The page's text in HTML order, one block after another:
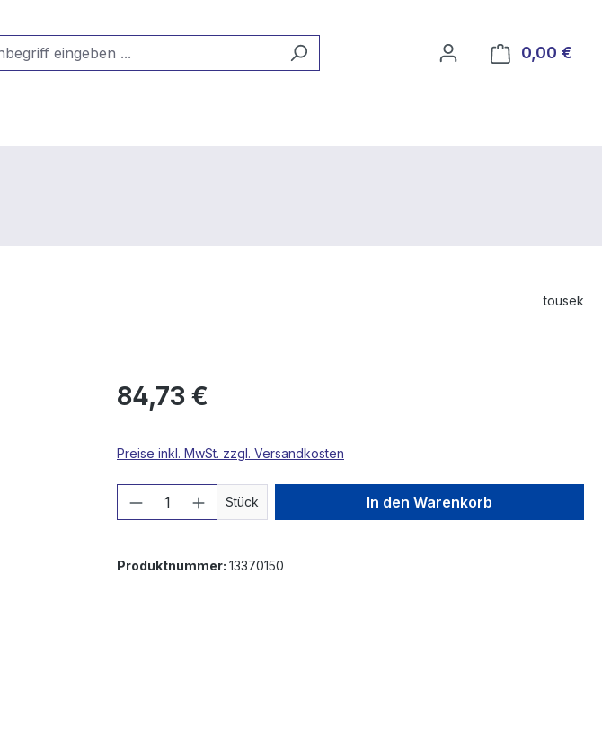
0,00 €
tousek
84,73 €
Preise inkl. MwSt. zzgl. Versandkosten
Produkt Anzahl: Gib den gewünschten Wert
Stück In den Warenkorb
Produktnummer: 13370150